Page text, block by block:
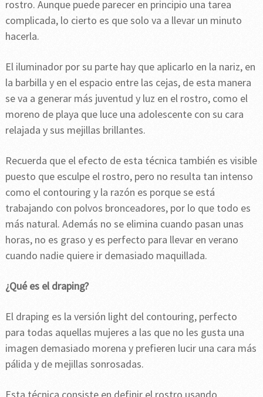
rostro. Aunque puede parecer en principio una tarea
complicada, lo cierto es que solo va a llevar un minuto
hacerla.
El iluminador por su parte hay que aplicarlo en la nariz, en
la barbilla y en el espacio entre las cejas, de esta manera
se va a generar más juventud y luz en el rostro, como el
moreno de playa que luce una adolescente con su cara
relajada y sus mejillas brillantes.
Recuerda que el efecto de esta técnica también es visible
puesto que esculpe el rostro, pero no resulta tan intenso
como el contouring y la razón es porque se está
trabajando con polvos bronceadores, por lo que todo es
más natural. Además no se elimina cuando pasan unas
horas, no es graso y es perfecto para llevar en verano
cuando nadie quiere ir demasiado maquillada.
¿Qué es el draping?
El draping es la versión light del contouring, perfecto
para todas aquellas mujeres a las que no les gusta una
imagen demasiado morena y prefieren lucir una cara más
pálida y de mejillas sonrosadas.
Esta técnica consiste en definir el rostro usando